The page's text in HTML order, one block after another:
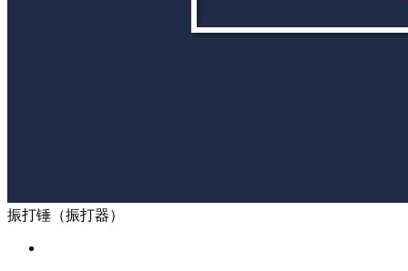
振打锤（振打器）